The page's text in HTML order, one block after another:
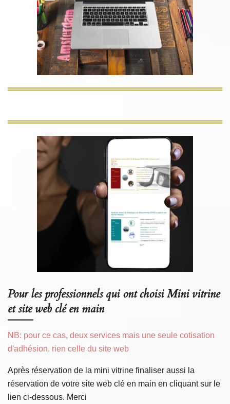
Pour les professionnels qui ont choisi Mini vitrine
et site web clé en main
NB: pour ce cas, deux services mais une seule cotisation
d'adhésion, rien celle du site web
Après réservation de la mini vitrine finaliser aussi la
réservation de votre site web clé en main en cliquant sur le
lien ci-dessous. Merci